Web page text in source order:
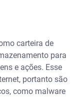
carteira de
para
e ações. Esse
portanto são
como malware